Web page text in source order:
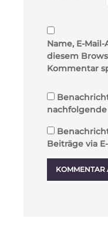
Name, E-
diesem
Kommentar
nachfolgende
Beiträge via